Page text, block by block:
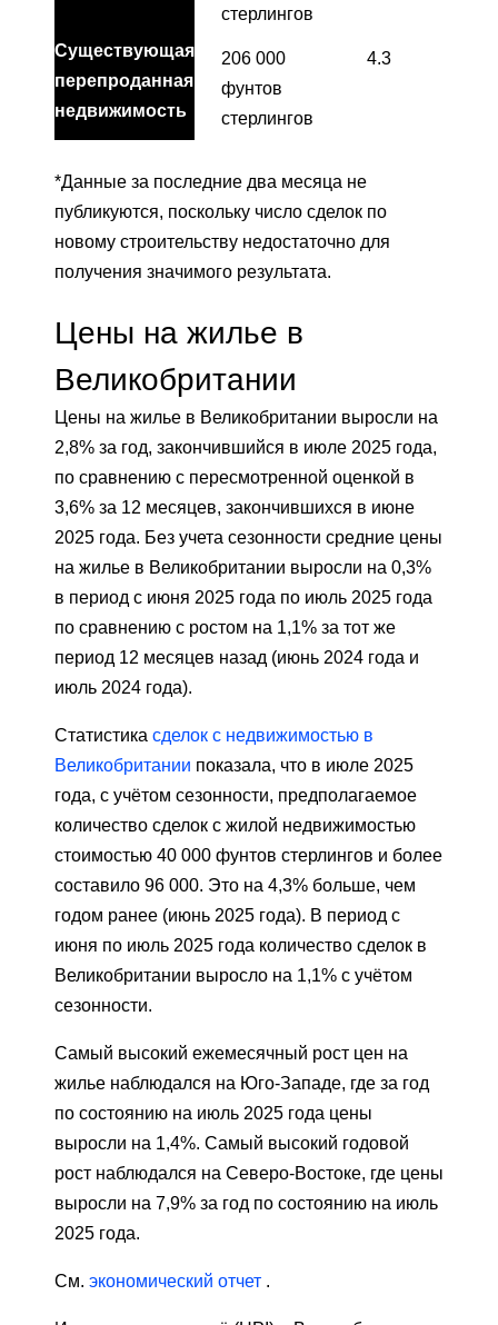
стерлингов
Существующая
перепроданная
недвижимость
206 000
фунтов
стерлингов
4.3
*Данные за последние два месяца не
публикуются, поскольку число сделок по
новому строительству недостаточно для
получения значимого результата.
Цены на жилье в
Великобритании
Цены на жилье в Великобритании выросли на
2,8% за год, закончившийся в июле 2025 года,
по сравнению с пересмотренной оценкой в ​​
3,6% за 12 месяцев, закончившихся в июне
2025 года. Без учета сезонности средние цены
на жилье в Великобритании выросли на 0,3%
в период с июня 2025 года по июль 2025 года
по сравнению с ростом на 1,1% за тот же
период 12 месяцев назад (июнь 2024 года и
июль 2024 года).
Статистика сделок с недвижимостью в
Великобритании показала, что в июле 2025
года, с учётом сезонности, предполагаемое
количество сделок с жилой недвижимостью
стоимостью 40 000 фунтов стерлингов и более
составило 96 000. Это на 4,3% больше, чем
годом ранее (июнь 2025 года). В период с
июня по июль 2025 года количество сделок в
Великобритании выросло на 1,1% с учётом
сезонности.
Самый высокий ежемесячный рост цен на
жилье наблюдался на Юго-Западе, где за год
по состоянию на июль 2025 года цены
выросли на 1,4%. Самый высокий годовой
рост наблюдался на Северо-Востоке, где цены
выросли на 7,9% за год по состоянию на июль
2025 года.
См. экономический отчет .